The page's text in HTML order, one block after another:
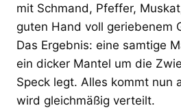
mit Schmand, Pfeffer,
guten Hand voll geriebenem
Das Ergebnis: eine samtige
ein dicker Mantel um die
Speck legt. Alles kommt nun
wird gleichmäßig verteilt.